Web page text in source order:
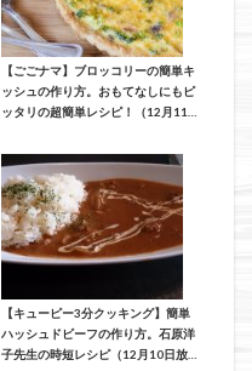
【ごごナマ】ブロッコリーの簡単キ
ッシュの作り方。おもてなしにもピ
ッタリの超簡単レシピ！（12月11日
【キューピー3分クッキング】簡単
ハッシュドビーフの作り方。石原洋
子先生の時短レシピ（12月10日放